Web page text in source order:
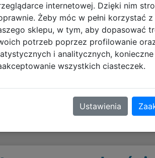
2 mm chroni karty przed
płynny ruch kart i żetonów
pozostaje na miejscu, nawet
kart o krawędzie.
i można ją łatwo zwinąć, dzięki
internetowej. Dzięki nim
Żeby móc w pełni korzystać
sklepu, w tym, aby dopasować
potrzeb poprzez profilowanie
i analitycznych,
wszystkich ciasteczek.
Ustawienia